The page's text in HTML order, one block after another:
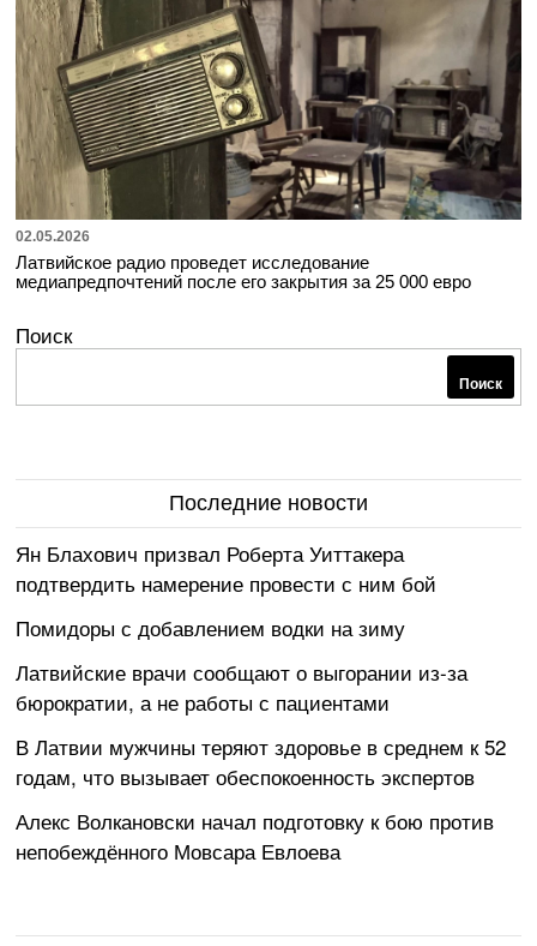
02.05.2026
Латвийское радио проведет исследование
медиапредпочтений после его закрытия за 25 000 евро
Поиск
Поиск
Последние новости
Ян Блахович призвал Роберта Уиттакера
подтвердить намерение провести с ним бой
Помидоры с добавлением водки на зиму
Латвийские врачи сообщают о выгорании из-за
бюрократии, а не работы с пациентами
В Латвии мужчины теряют здоровье в среднем к 52
годам, что вызывает обеспокоенность экспертов
Алекс Волкановски начал подготовку к бою против
непобеждённого Мовсара Евлоева